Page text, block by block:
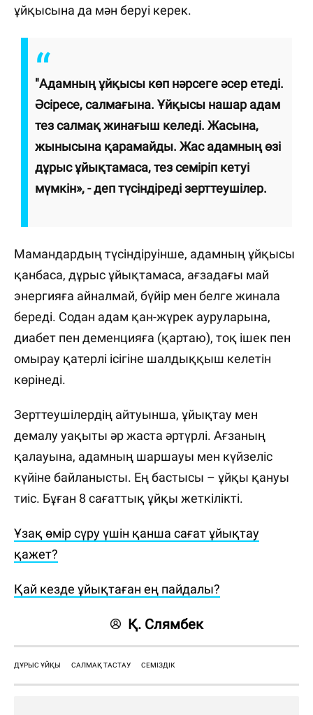
ұйқысына да мән беруі керек.
"Адамның ұйқысы көп нәрсеге әсер етеді.
Әсіресе, салмағына. Ұйқысы нашар адам
тез салмақ жинағыш келеді. Жасына,
жынысына қарамайды. Жас адамның өзі
дұрыс ұйықтамаса, тез семіріп кетуі
мүмкін», - деп түсіндіреді зерттеушілер.
Мамандардың түсіндіруінше, адамның ұйқысы
қанбаса, дұрыс ұйықтамаса, ағзадағы май
энергияға айналмай, бүйір мен белге жинала
береді. Содан адам қан-жүрек ауруларына,
диабет пен деменцияға (қартаю), тоқ ішек пен
омырау қатерлі ісігіне шалдыққыш келетін
көрінеді.
Зерттеушілердің айтуынша, ұйықтау мен
демалу уақыты әр жаста әртүрлі. Ағзаның
қалауына, адамның шаршауы мен күйзеліс
күйіне байланысты. Ең бастысы – ұйқы қануы
тиіс. Бұған 8 сағаттық ұйқы жеткілікті.
Ұзақ өмір сүру үшін қанша сағат ұйықтау
қажет?
Қай кезде ұйықтаған ең пайдалы?
Қ. Слямбек
ДҰРЫС ҰЙҚЫ САЛМАҚ ТАСТАУ СЕМІЗДІК